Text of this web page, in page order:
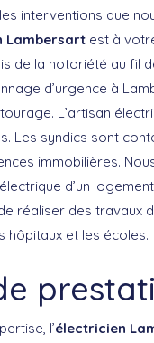
interventions que
Lambersart est à
de la notoriété au fil
d’urgence à
L’artisan
Les syndics sont
immobilières.
d’un
réaliser des travaux
hôpitaux et les écoles.
l’électricien